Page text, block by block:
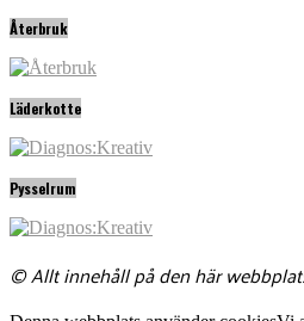
Återbruk
Läderkotte
Pysselrum
© Allt innehåll på den här